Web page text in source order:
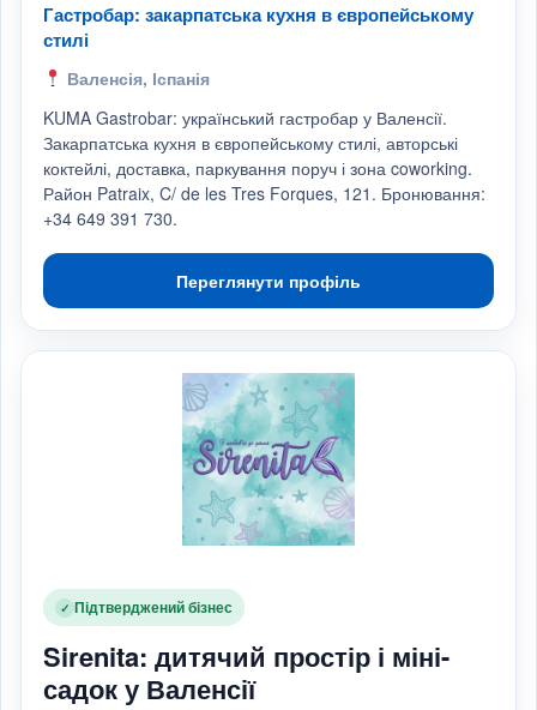
Гастробар: закарпатська кухня в європейському
стилі
Валенсія, Іспанія
KUMA Gastrobar: український гастробар у Валенсії.
Закарпатська кухня в європейському стилі, авторські
коктейлі, доставка, паркування поруч і зона coworking.
Район Patraix, C/ de les Tres Forques, 121. Бронювання:
+34 649 391 730.
Переглянути профіль
✓ Підтверджений бізнес
Sirenita: дитячий простір і міні-
садок у Валенсії